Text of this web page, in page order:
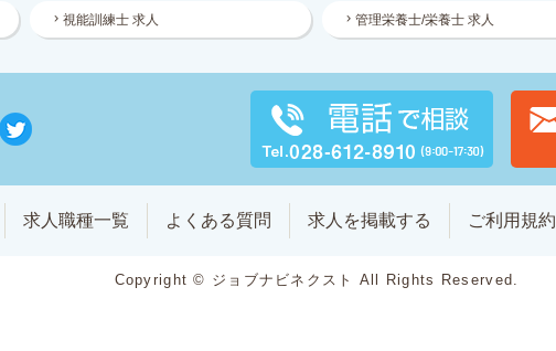
視能訓練士 求人 管理栄養士/栄養士 求人
求人職種一覧 よくある質問 求人を掲載する ご利用規約
Copyright © ジョブナビネクスト All Rights Reserved.